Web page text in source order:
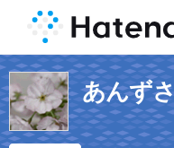
あんず